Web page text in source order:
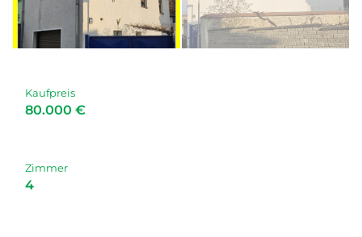
Kaufpreis
80.000 €
Zimmer
4